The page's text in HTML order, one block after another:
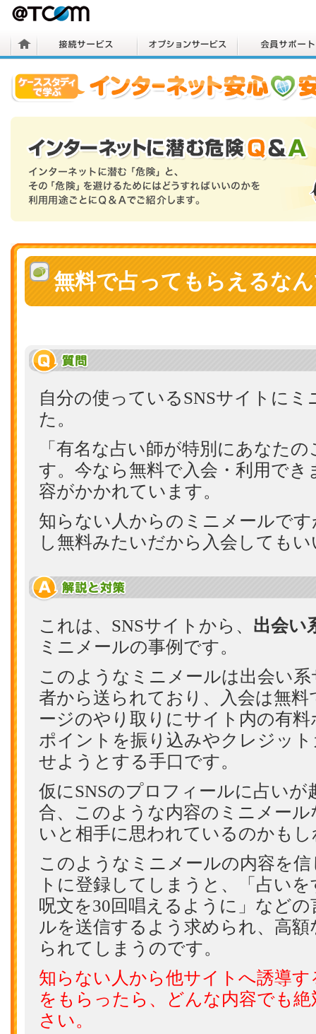
無料で占ってもらえるな
自分の使っているSNSサイトに
た。
「有名な占い師が特別にあなた
す。今なら無料で入会・利用でき
容がかかれています。
知らない人からのミニメールで
し無料みたいだから入会しても
これは、SNSサイトから、 出会い
ミニメールの事例です。
このようなミニメールは出会い
者から送られており、入会は無
ージのやり取りにサイト内の有
ポイントを振り込みやクレジッ
せようとする手口です。
仮にSNSのプロフィールに占いが
合、このような内容のミニメー
いと相手に思われているのかも
このようなミニメールの内容を
トに登録してしまうと、「占い
呪文を30回唱えるように」など
ルを送信するよう求められ、高
られてしまうのです。
知らない人から他サイトへ誘導
をもらったら、どんな内容でも
さい。